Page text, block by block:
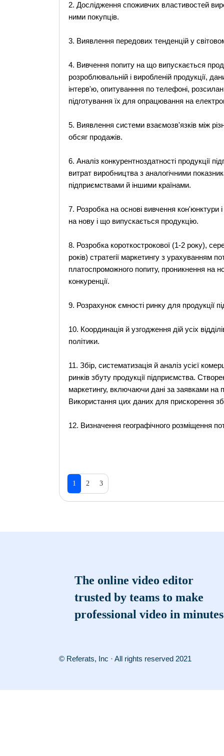
2. Дослідження споживчих властивостей
ними покупців.
3. Виявлення передових тенденцій у
4. Вивчення попиту на що випускається
розроблювальній і виробленій продукції,
інтерв'ю, опитуванння по телефоні,
підготування їх для опрацювання на
5. Виявлення системи взаємозв'язків між
обсяг продажів.
6. Аналіз конкурентноздатності продукції
витрат виробництва з аналогічними
підприємствами й іншими країнами.
7. Розробка на основі вивчення кон'юнктури
на нову і що випускається продукцію.
8. Розробка короткострокової (1-2 року),
років) стратегії маркетингу з урахуванням
платоспроможного попиту, проникнення на
конкуренції.
9. Розрахунок ємності ринку для продукції
10. Координація й узгодження дій усіх
політики.
11. Збір, систематизація й аналіз усієї
ринків збуту продукції підприємства.
маркетингу, включаючи дані за заявками на
Використання цих даних для прискорення
12. Визначення географічного розміщення
1 2 3
The online video editor
trusted by teams to make
professional video in minutes
© Referats, Inc · All rights reserved 2021